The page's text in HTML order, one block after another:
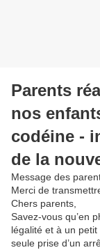
Parents
nos
codéine -
de la
Message des
Merci de
Chers parents,
Savez-vous qu’en
légalité et à un
seule prise d’un